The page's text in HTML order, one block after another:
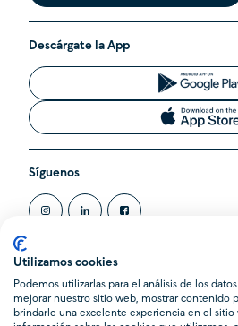
Descárgate la App
Síguenos
@2020 Cleverea SL. Todos los
Cleverea es una Agencia de
Utilizamos cookies
Podemos utilizarlas para el análisis de los
mejorar nuestro sitio web, mostrar contenido
brindarle una excelente experiencia en el sitio